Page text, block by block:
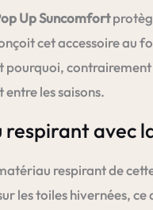
Up Suncomfort
cet accessoire au
pourquoi,
les saisons.
respirant avec
respirant de
les toiles hivernées,